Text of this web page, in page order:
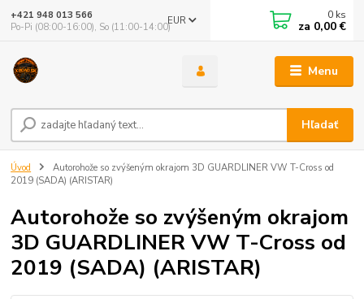
Menu
EUR
Hľadať
+421 948 013 566
Po-Pi (08:00-16:00), So (11:00-14:00)
0 ks
za 0,00 €
Úvod
Autorohože so zvýšeným okrajom 3D GUARDLINER VW T-Cross od
2019 (SADA) (ARISTAR)
Autorohože so zvýšeným okrajom
3D GUARDLINER VW T-Cross od
2019 (SADA) (ARISTAR)